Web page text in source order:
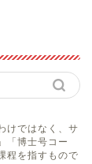
けではなく、サ
「博士号コー
程を指すもので